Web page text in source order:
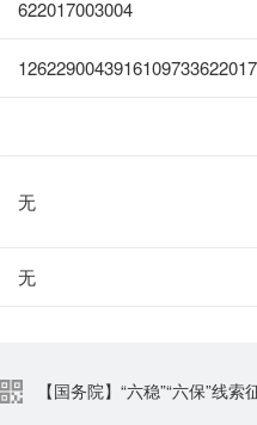
622017003004
无
无
【国务院】“六稳”“六保”线索